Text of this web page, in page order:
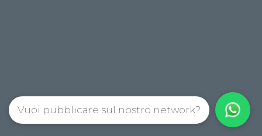
Vuoi pubblicare sul nostro network?